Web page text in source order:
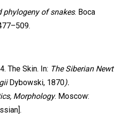
phylogeny of snakes. Boca
The Skin. In: The Siberian Newt
Dybowski, 1870).
Morphology. Moscow: